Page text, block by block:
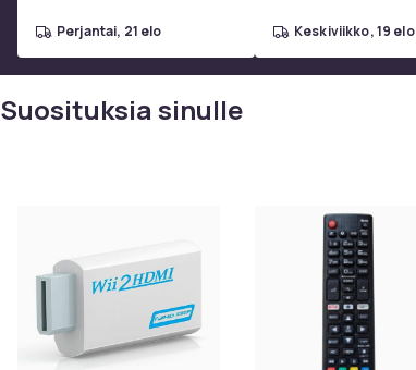
perjantai, 21 elo keskiviikko, 19 elo
Suosituksia sinulle